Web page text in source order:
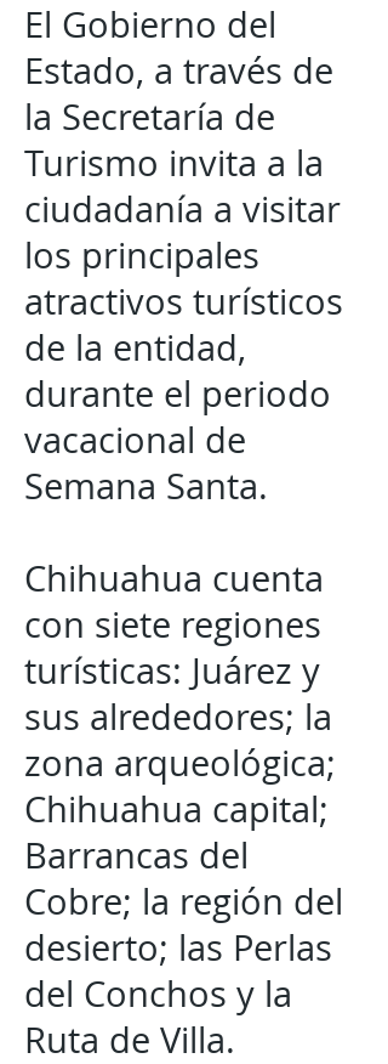
El Gobierno del
Estado, a través de
la Secretaría de
Turismo invita a la
ciudadanía a visitar
los principales
atractivos turísticos
de la entidad,
durante el periodo
vacacional de
Semana Santa.
Chihuahua cuenta
con siete regiones
turísticas: Juárez y
sus alrededores; la
zona arqueológica;
Chihuahua capital;
Barrancas del
Cobre; la región del
desierto; las Perlas
del Conchos y la
Ruta de Villa.